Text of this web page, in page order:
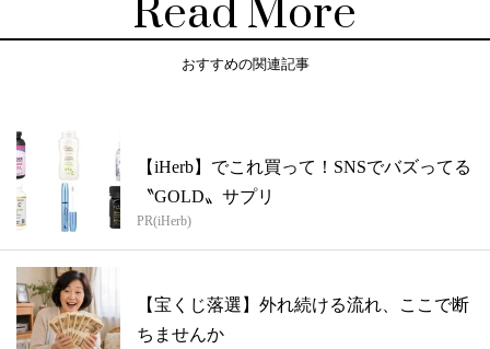
Read More
おすすめの関連記事
【iHerb】でこれ買って！SNSでバズってる
〝GOLD〟サプリ
PR(iHerb)
【宝くじ落選】外れ続ける流れ、ここで断
ちませんか